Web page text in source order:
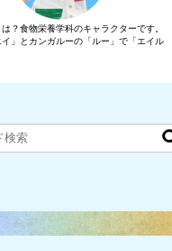
？食物栄養学科のキャラクターです。
」とカンガルーの「ルー」で「エイル